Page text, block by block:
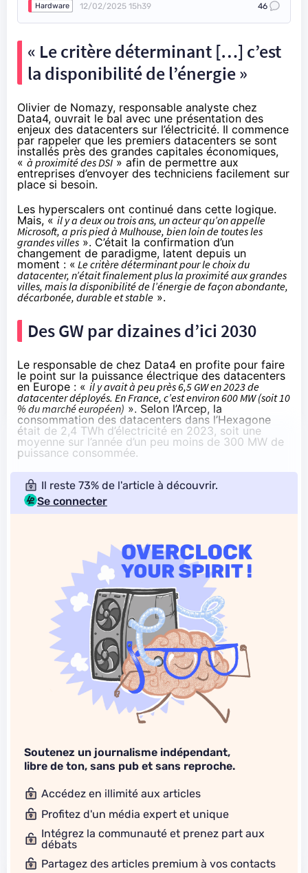
Hardware 12/02/2025 15h39 46
« Le critère déterminant […] c’est
la disponibilité de l’énergie »
Olivier de Nomazy, responsable analyste chez
Data4, ouvrait le bal avec une présentation des
enjeux des datacenters sur l’électricité. Il commence
par rappeler que les premiers datacenters se sont
installés près des grandes capitales économiques,
« à proximité des DSI» afin de permettre aux
entreprises d’envoyer des techniciens facilement sur
place si besoin.
Les hyperscalers ont continué dans cette logique.
Mais, « il y a deux ou trois ans, un acteur qu’on appelle
Microsoft, a pris pied à Mulhouse, bien loin de toutes les
grandes villes ». C’était la confirmation d’un
changement de paradigme, latent depuis un
moment : « Le critère déterminant pour le choix du
datacenter, n’était finalement plus la proximité aux grandes
villes, mais la disponibilité de l’énergie de façon abondante,
décarbonée, durable et stable ».
Des GW par dizaines d’ici 2030
Le responsable de chez Data4 en profite pour faire
le point sur la puissance électrique des datacenters
en Europe : « il y avait à peu près 6,5 GW en 2023 de
datacenter déployés. En France, c’est environ 600 MW (soit 10
% du marché européen) ». Selon l’Arcep, la
consommation des datacenters dans l’Hexagone
était de 2,4 TWh d’électricité en 2023, soit une
moyenne sur l’année d’un peu moins de 300 MW de
puissance consommée.
Il reste 73% de l'article à découvrir.
Se connecter
Soutenez un journalisme indépendant,
libre de ton, sans pub et sans reproche.
Accédez en illimité aux articles
Profitez d'un média expert et unique
Intégrez la communauté et prenez part aux
débats
Partagez des articles premium à vos contacts